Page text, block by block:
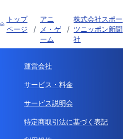
トップ
ページ
/
アニ
メ・ゲ
ーム
/
株式会社スポー
ツニッポン新聞
社
運営会社
サービス・料金
サービス説明会
特定商取引法に基づく表記